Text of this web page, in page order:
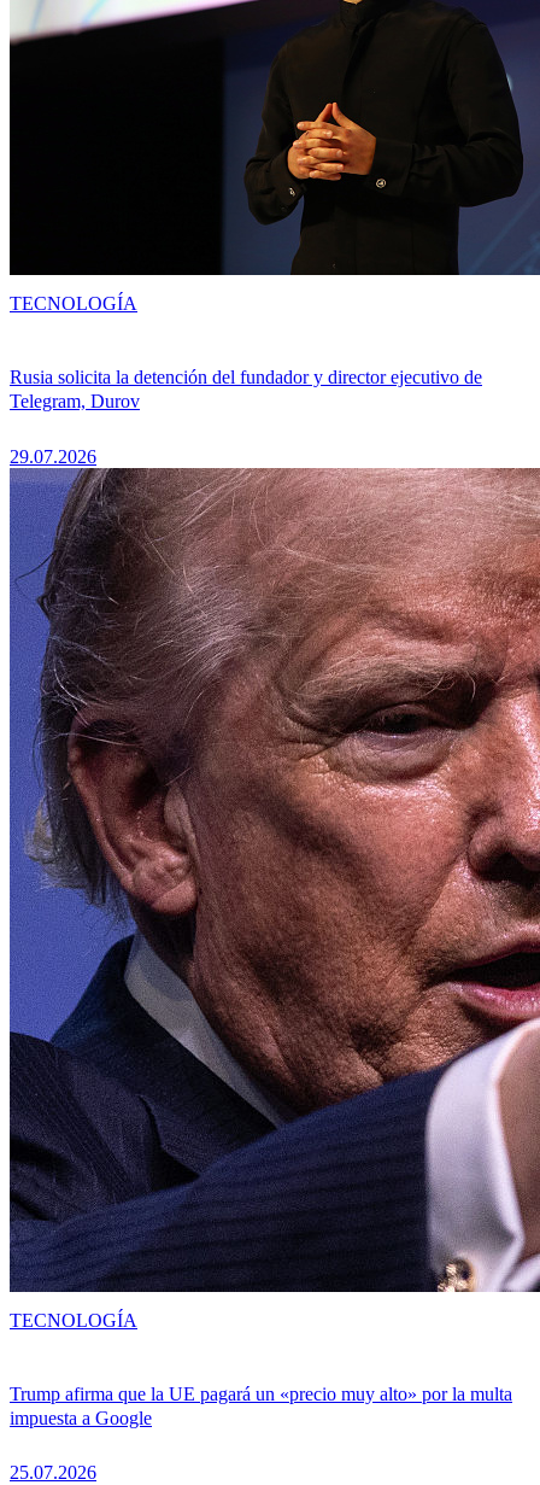
Rusia solicita la detención del fundador y director ejecutivo de
Telegram, Durov
29.07.2026
TECNOLOGÍA
Trump afirma que la UE pagará un «precio muy alto» por la multa
impuesta a Google
25.07.2026
TECNOLOGÍA